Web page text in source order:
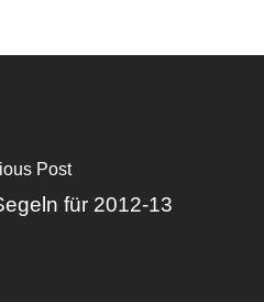
Post
für 2012-13